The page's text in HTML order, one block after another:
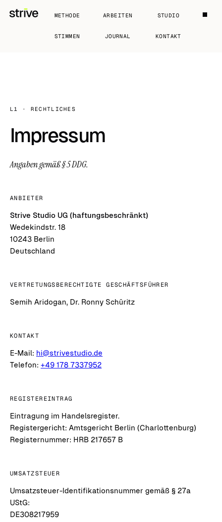
METHODE ARBEITEN STUDIO
STIMMEN JOURNAL KONTAKT
L1 · RECHTLICHES
Impressum
Angaben gemäß § 5 DDG.
ANBIETER
Strive Studio UG (haftungsbeschränkt)
Wedekindstr. 18
10243 Berlin
Deutschland
VERTRETUNGSBERECHTIGTE GESCHÄFTSFÜHRER
Semih Aridogan, Dr. Ronny Schüritz
KONTAKT
E-Mail: hi@strivestudio.de
Telefon: +49 178 7337952
REGISTEREINTRAG
Eintragung im Handelsregister.
Registergericht: Amtsgericht Berlin (Charlottenburg)
Registernummer: HRB 217657 B
UMSATZSTEUER
Umsatzsteuer-Identifikationsnummer gemäß § 27a
UStG:
DE308217959